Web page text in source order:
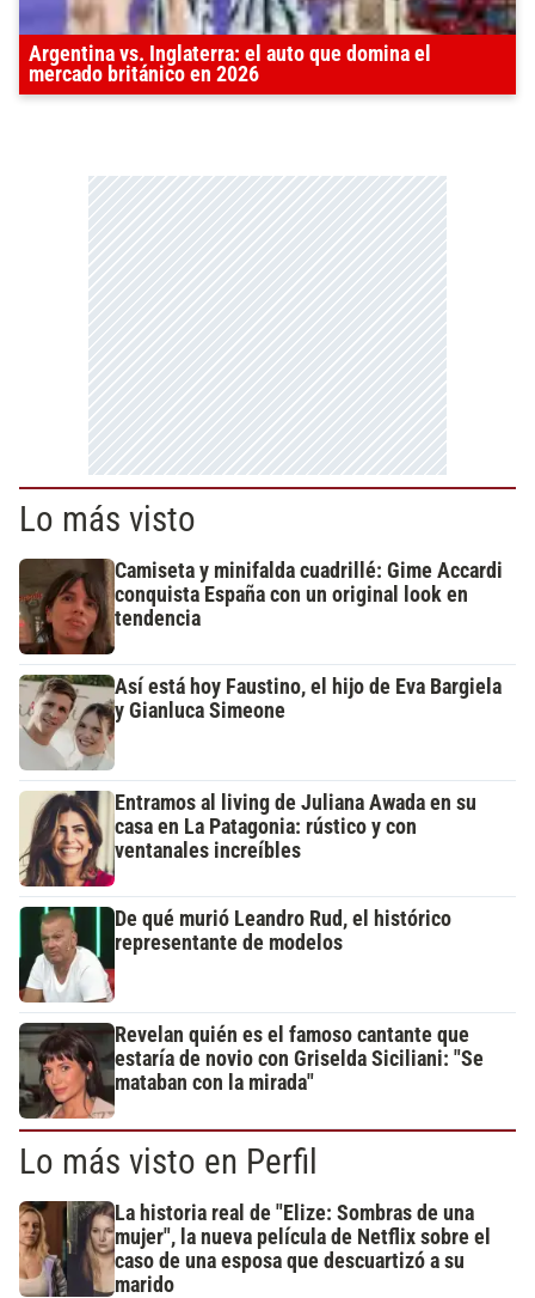
Argentina vs. Inglaterra: el auto que domina el
mercado británico en 2026
Lo más visto
Camiseta y minifalda cuadrillé: Gime Accardi
conquista España con un original look en
tendencia
Así está hoy Faustino, el hijo de Eva Bargiela
y Gianluca Simeone
Entramos al living de Juliana Awada en su
casa en La Patagonia: rústico y con
ventanales increíbles
De qué murió Leandro Rud, el histórico
representante de modelos
Revelan quién es el famoso cantante que
estaría de novio con Griselda Siciliani: "Se
mataban con la mirada"
Lo más visto en Perfil
La historia real de "Elize: Sombras de una
mujer", la nueva película de Netflix sobre el
caso de una esposa que descuartizó a su
marido